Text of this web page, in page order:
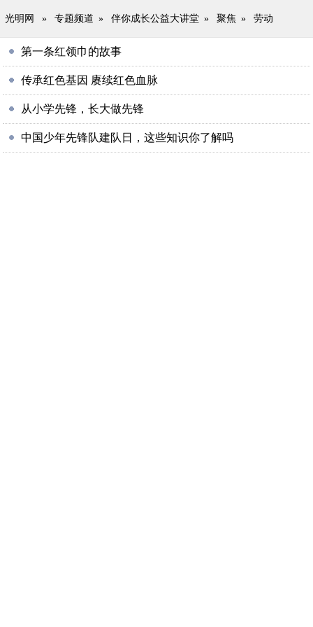
光明网 » 专题频道 » 伴你成长公益大讲堂 » 聚焦 » 劳动
第一条红领巾的故事
传承红色基因 赓续红色血脉
从小学先锋，长大做先锋
中国少年先锋队建队日，这些知识你了解吗